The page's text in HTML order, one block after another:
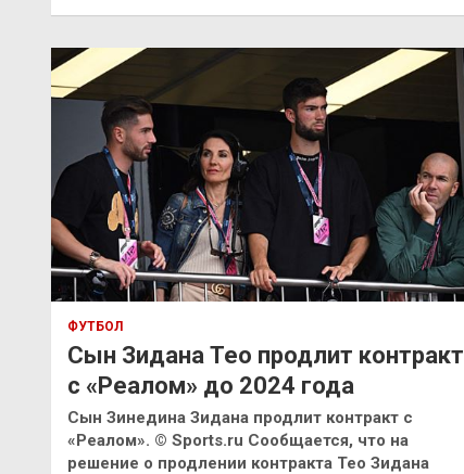
ФУТБОЛ
Сын Зидана Тео продлит контракт
с «Реалом» до 2024 года
Сын Зинедина Зидана продлит контракт с
«Реалом». © Sports.ru Сообщается, что на
решение о продлении контракта Тео Зидана